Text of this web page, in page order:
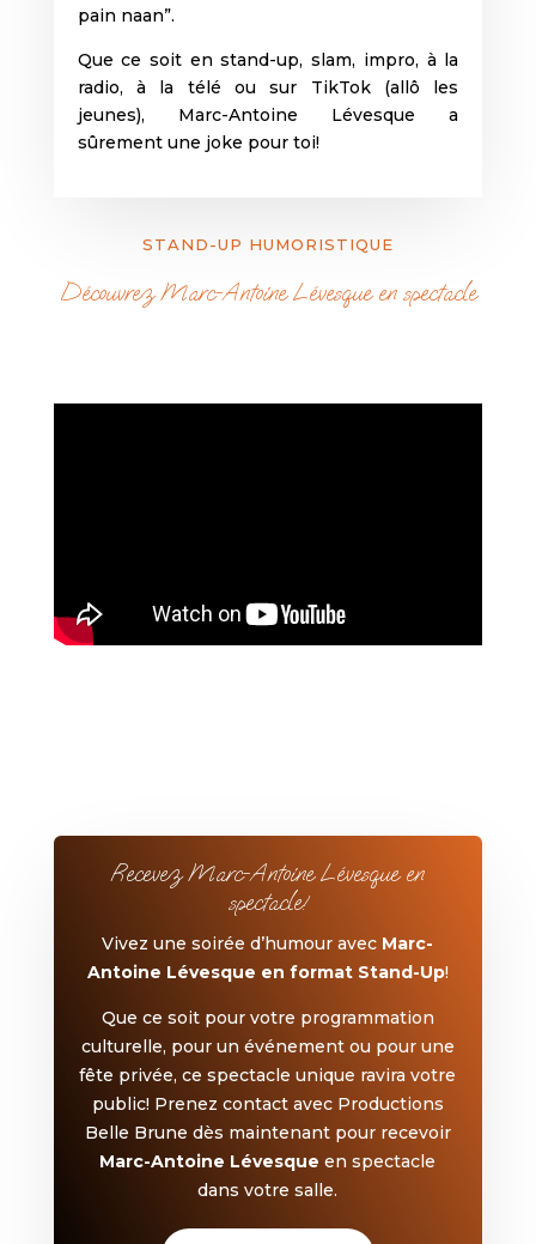
pain naan”.
Que ce soit en stand-up, slam, impro, à la
radio, à la télé ou sur TikTok (allô les
jeunes), Marc-Antoine Lévesque a
sûrement une joke pour toi!
STAND-UP HUMORISTIQUE
Découvrez Marc-Antoine Lévesque en spectacle
Recevez Marc-Antoine Lévesque en
spectacle!
Vivez une soirée d’humour avec Marc-
Antoine Lévesque en format Stand-Up!
Que ce soit pour votre programmation
culturelle, pour un événement ou pour une
fête privée, ce spectacle unique ravira votre
public! Prenez contact avec Productions
Belle Brune dès maintenant pour recevoir
Marc-Antoine Lévesqueen spectacle
dans votre salle.